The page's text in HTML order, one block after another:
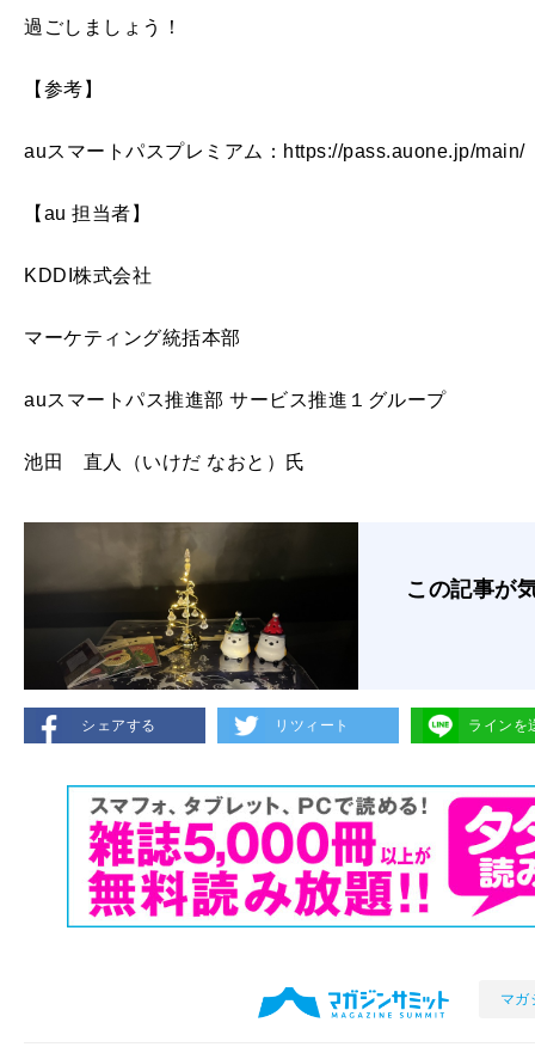
過ごしましょう！
【参考】
auスマートパスプレミアム：https://pass.auone.jp/main/
【au 担当者】
KDDI株式会社
マーケティング統括本部
auスマートパス推進部 サービス推進１グループ
池田 直人（いけだ なおと）氏
この記事が
シェアする リツィート ラインを
マガ